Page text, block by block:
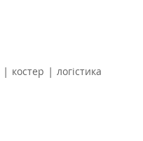
| костер | логістика